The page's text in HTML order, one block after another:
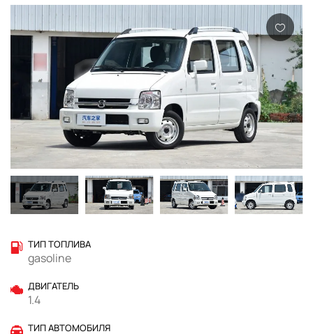
ТИП ТОПЛИВА
gasoline
ДВИГАТЕЛЬ
1.4
ТИП АВТОМОБИЛЯ